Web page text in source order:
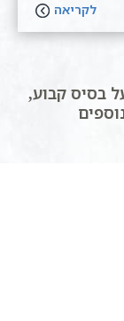
לקריאה
בסיס קבוע,